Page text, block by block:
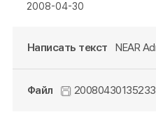
2008-04-30
Написать текст NEAR
Файл